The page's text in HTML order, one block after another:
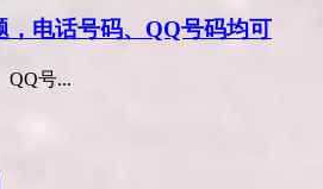
电话号码、QQ号码均可
QQ号...